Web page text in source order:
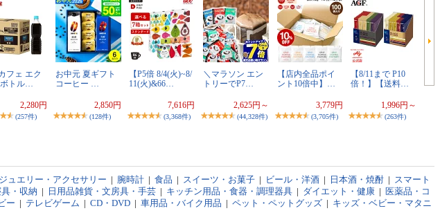
フェ エク
トル…
2,280円
(257件)
お中元 夏ギフト
コーヒー …
2,850円
(128件)
【P5倍 8/4(火)~8/
11(火)&66…
7,616円
(3,368件)
＼マラソン エン
トリーでP7…
2,625円～
(44,328件)
【店内全品ポイ
ント10倍中】…
3,779円
(3,705件)
【8/11まで P10
倍！】【送料…
1,996円～
(263件)
ジュエリー・アクセサリー | 腕時計 | 食品 | スイーツ・お菓子 | ビール・洋酒 | 日本酒・焼酎 | スマート
・収納 | 日用品雑貨・文房具・手芸 | キッチン用品・食器・調理器具 | ダイエット・健康 | 医薬品・コ
ー | テレビゲーム | CD・DVD | 車用品・バイク用品 | ペット・ペットグッズ | キッズ・ベビー・マタニ